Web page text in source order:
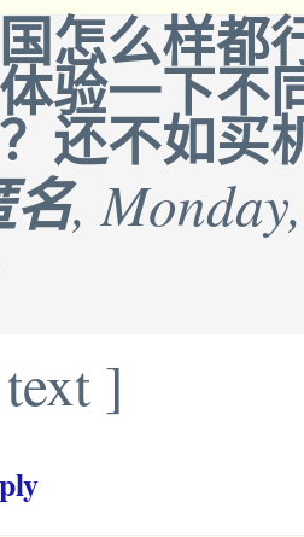
怎么样都
验一下不
还不如买
名,
]